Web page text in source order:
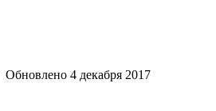
Обновлено 4 декабря 2017